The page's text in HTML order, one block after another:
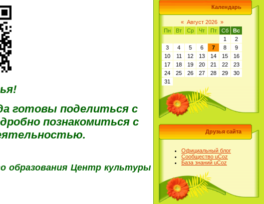
готовы поделиться с
познакомиться с
образования Центр культуры
Календарь
« Август 2026 »
Пн
Вт Ср Чт Пт Сб
Вс
1
2
3
4 5 6 7 8
9
10
11 12 13 14 15
16
17
18 19 20 21 22
23
24
25 26 27 28 29
30
31
Друзья сайта
Официальный блог
Сообщество uCoz
База знаний uCoz